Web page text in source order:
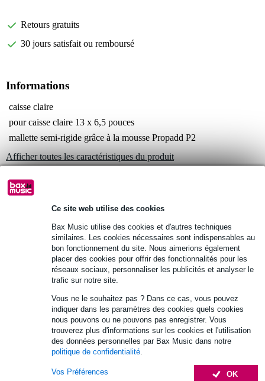
Ce site web utilise des cookies
Bax Music utilise des cookies et d'autres techniques
similaires. Les cookies nécessaires sont indispensables au
bon fonctionnement du site. Nous aimerions également
placer des cookies pour offrir des fonctionnalités pour les
réseaux sociaux, personnaliser les publicités et analyser le
trafic sur notre site.
Vous ne le souhaitez pas ? Dans ce cas, vous pouvez
indiquer dans les paramètres des cookies quels cookies
nous pouvons ou ne pouvons pas enregistrer. Vous
trouverez plus d'informations sur les cookies et l'utilisation
des données personnelles par Bax Music dans notre
politique de confidentialité
OK
Vos Préférences
Retours gratuits
30 jours satisfait ou remboursé
Informations
caisse claire
pour caisse claire 13 x 6,5 pouces
mallette semi-rigide grâce à la mousse Propadd P2
Afficher toutes les caractéristiques du produit
Autres variantes (2)
Autres variantes (4)